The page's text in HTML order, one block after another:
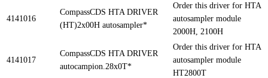
4141016
CompassCDS HTA DRIVER
(HT)2x00H autosampler*
Order this driver for HTA
autosampler module
2000H, 2100H
4141017
CompassCDS HTA DRIVER
autocampion.28x0T*
Order this driver for HTA
autosampler module
HT2800T